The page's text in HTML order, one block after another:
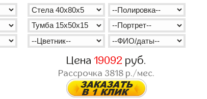
Цена19092 руб.
Рассрочка 3818 р./мес.